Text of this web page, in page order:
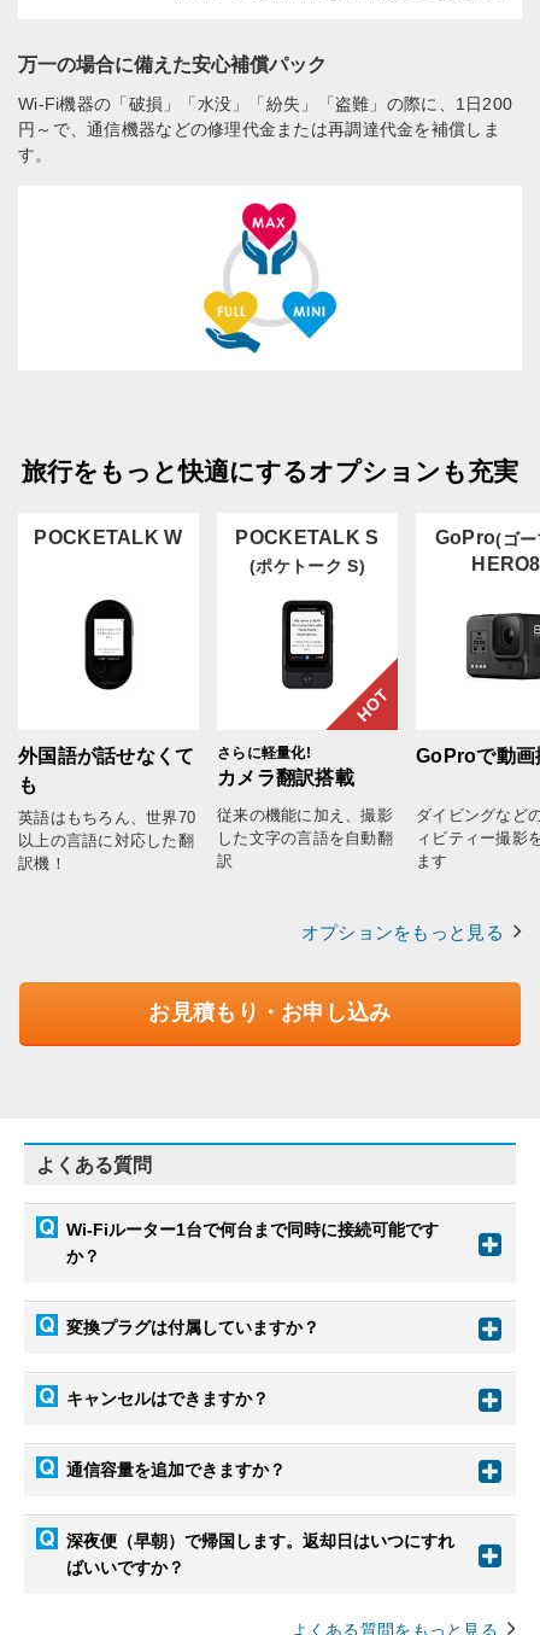
万一の場合に備えた安心補償パック
Wi-Fi機器の「破損」「水没」「紛失」「盗難」の際に、1日200
円～で、通信機器などの修理代金または再調達代金を補償しま
す。
旅行をもっと快適にするオプションも充実
POCKETALK W
外国語が話せなくて
も
英語はもちろん、世界70
以上の言語に対応した翻
訳機！
POCKETALK S
(ポケトーク S)
HOT
さらに軽量化!
カメラ翻訳搭載
従来の機能に加え、撮影
した文字の言語を自動翻
訳
GoPro(ゴ
HERO8
GoProで動画
ダイビングなど
ィビティー撮影
ます
オプションをもっと見る
お見積もり・お申し込み
よくある質問
Wi-Fiルーター1台で何台まで同時に接続可能です
か？
変換プラグは付属していますか？
キャンセルはできますか？
通信容量を追加できますか？
深夜便（早朝）で帰国します。返却日はいつにすれ
ばいいですか？
よくある質問をもっと見る